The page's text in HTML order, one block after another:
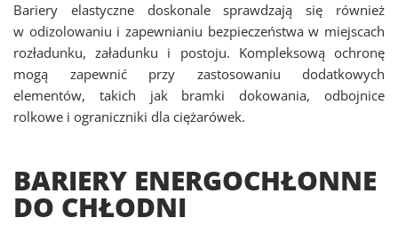
Bariery elastyczne doskonale sprawdzają się również
w odizolowaniu i zapewnianiu bezpieczeństwa w miejscach
rozładunku, załadunku i postoju. Kompleksową ochronę
mogą zapewnić przy zastosowaniu dodatkowych
elementów, takich jak bramki dokowania, odbojnice
rolkowe i ograniczniki dla ciężarówek.
BARIERY ENERGOCHŁONNE
DO CHŁODNI